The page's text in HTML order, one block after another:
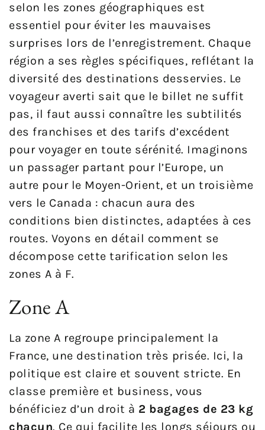
selon les zones géographiques est
essentiel pour éviter les mauvaises
surprises lors de l’enregistrement. Chaque
région a ses règles spécifiques, reflétant la
diversité des destinations desservies. Le
voyageur averti sait que le billet ne suffit
pas, il faut aussi connaître les subtilités
des franchises et des tarifs d’excédent
pour voyager en toute sérénité. Imaginons
un passager partant pour l’Europe, un
autre pour le Moyen-Orient, et un troisième
vers le Canada : chacun aura des
conditions bien distinctes, adaptées à ces
routes. Voyons en détail comment se
décompose cette tarification selon les
zones A à F.
Zone A
La zone A regroupe principalement la
France, une destination très prisée. Ici, la
politique est claire et souvent stricte. En
classe première et business, vous
bénéficiez d’un droit à 2 bagages de 23 kg
chacun. Ce qui facilite les longs séjours ou